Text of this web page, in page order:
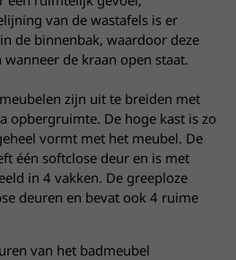
van de wastafels is er
de binnenbak, waardoor deze
de kraan open staat.
zijn uit te breiden met
opbergruimte. De hoge kast is zo
vormt met het meubel. De
één softclose deur en is met
in 4 vakken. De greeploze
deuren en bevat ook 4 ruime
van het badmeubel